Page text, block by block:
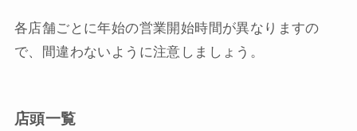
各店舗ごとに年始の営業開始時間が異なりますの
で、間違わないように注意しましょう。
店頭一覧